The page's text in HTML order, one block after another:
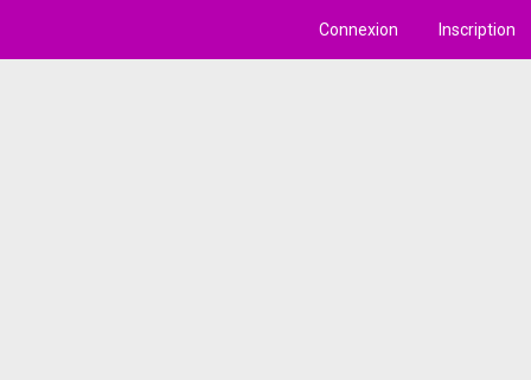
Connexion Inscription